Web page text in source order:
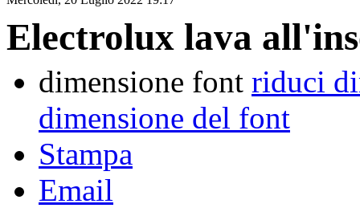
Electrolux lava
dimensione font riduci
dimensione del font
Stampa
Email